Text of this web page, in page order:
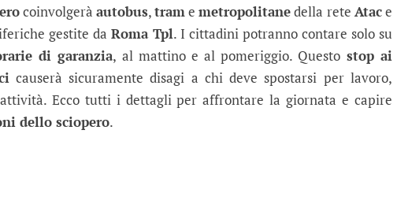
coinvolgeràautobus,tramemetropolitanedella rete Atace
gestite da Roma Tpl. I cittadini potranno contare solo su
di garanzia, al mattino e al pomeriggio. Questo stop ai
causerà sicuramente disagi a chi deve spostarsi per lavoro,
Ecco tutti i dettagli per affrontare la giornata e capire
dello sciopero.